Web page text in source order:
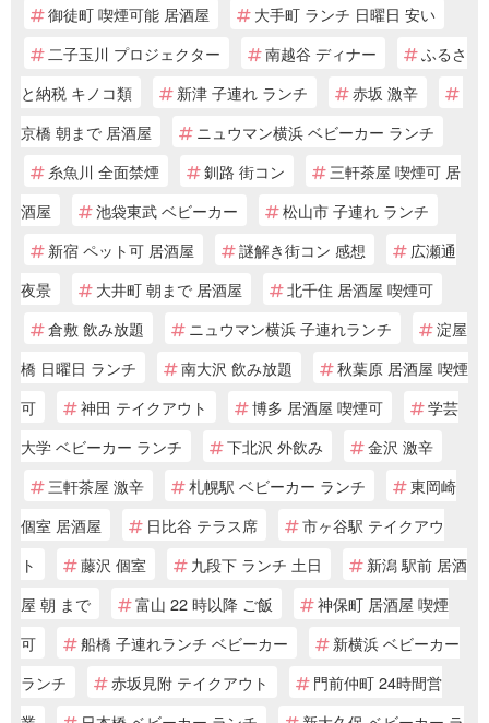
御徒町 喫煙可能 居酒屋
大手町 ランチ 日曜日 安い
二子玉川 プロジェクター
南越谷 ディナー
ふるさ
と納税 キノコ類
新津 子連れ ランチ
赤坂 激辛
京橋 朝まで 居酒屋
ニュウマン横浜 ベビーカー ランチ
糸魚川 全面禁煙
釧路 街コン
三軒茶屋 喫煙可 居
酒屋
池袋東武 ベビーカー
松山市 子連れ ランチ
新宿 ペット可 居酒屋
謎解き街コン 感想
広瀬通
夜景
大井町 朝まで 居酒屋
北千住 居酒屋 喫煙可
倉敷 飲み放題
ニュウマン横浜 子連れランチ
淀屋
橋 日曜日 ランチ
南大沢 飲み放題
秋葉原 居酒屋 喫煙
可
神田 テイクアウト 博多 居酒屋 喫煙可
学芸
大学 ベビーカー ランチ
下北沢 外飲み
金沢 激辛
三軒茶屋 激辛
札幌駅 ベビーカー ランチ
東岡崎
個室 居酒屋
日比谷 テラス席
市ヶ谷駅 テイクアウ
ト
藤沢 個室 九段下 ランチ 土日
新潟 駅前 居酒
屋 朝 まで
富山 22 時以降 ご飯
神保町 居酒屋 喫煙
可
船橋 子連れランチ ベビーカー
新横浜 ベビーカー
ランチ
赤坂見附 テイクアウト
門前仲町 24時間営